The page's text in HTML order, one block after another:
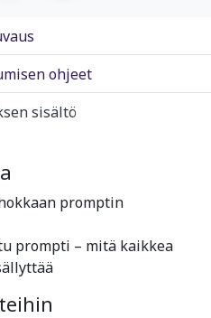
ohjeet
sisältö
promptin
prompti – mitä kaikkea